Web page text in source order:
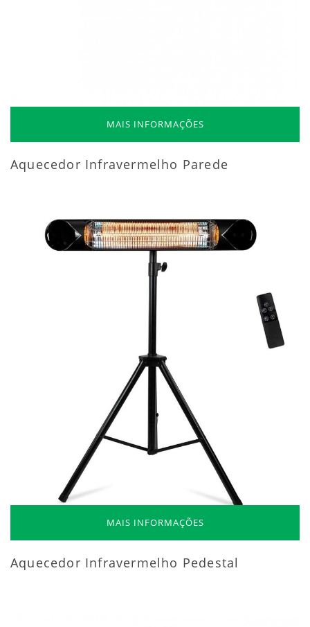
MAIS INFORMAÇÕES
Aquecedor Infravermelho Parede
MAIS INFORMAÇÕES
Aquecedor Infravermelho Pedestal